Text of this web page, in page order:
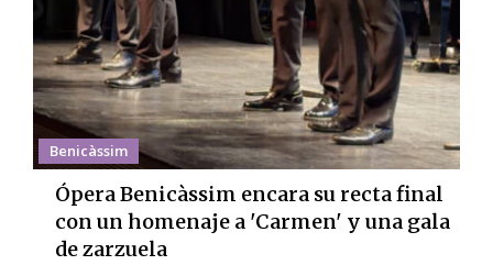
Benicàssim
Ópera Benicàssim encara su recta final
con un homenaje a 'Carmen' y una gala
de zarzuela